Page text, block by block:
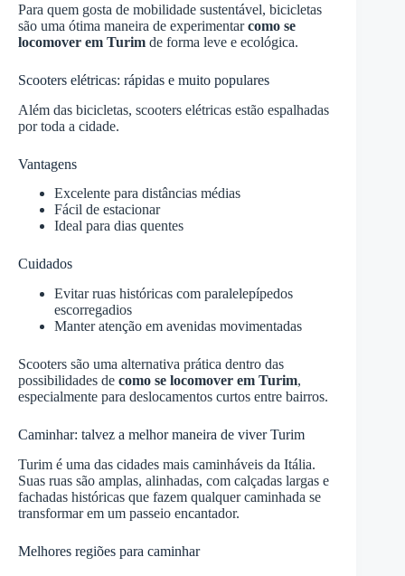
Para quem gosta de mobilidade sustentável, bicicletas
são uma ótima maneira de experimentarcomo se
locomover em Turim de forma leve e ecológica.
Scooters elétricas: rápidas e muito populares
Além das bicicletas, scooters elétricas estão espalhadas
por toda a cidade.
Vantagens
Excelente para distâncias médias
Fácil de estacionar
Ideal para dias quentes
Cuidados
Evitar ruas históricas com paralelepípedos
escorregadios
Manter atenção em avenidas movimentadas
Scooters são uma alternativa prática dentro das
possibilidades de como se locomover em Turim,
especialmente para deslocamentos curtos entre bairros.
Caminhar: talvez a melhor maneira de viver Turim
Turim é uma das cidades mais caminháveis da Itália.
Suas ruas são amplas, alinhadas, com calçadas largas e
fachadas históricas que fazem qualquer caminhada se
transformar em um passeio encantador.
Melhores regiões para caminhar